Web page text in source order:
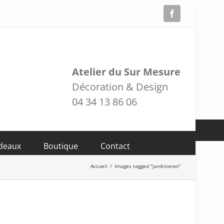
Atelier du Sur Mesure
Décoration & Design
04 34 13 86 06
Boutique Contact
Accueil / Images tagged "jardinieres"